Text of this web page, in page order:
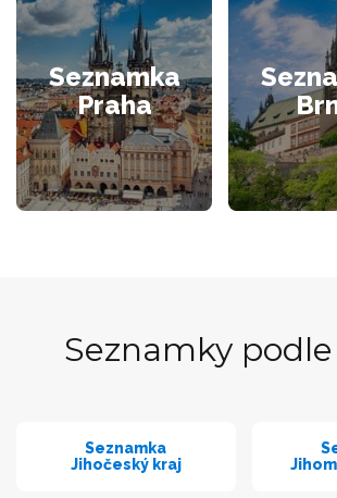
Seznamka
Praha
Seznamky
Seznamka
Jihočeský kraj